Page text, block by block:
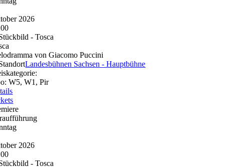
2026
von Giacomo Puccini
Landesbühnen Sachsen - Hauptbühne
W5, W1, Pir
2026